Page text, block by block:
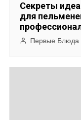
Секреты
для
Первые Блюда